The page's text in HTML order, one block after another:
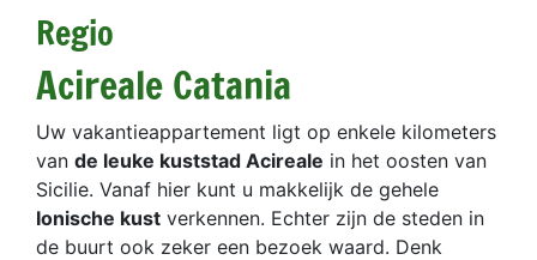
Regio
Acireale Catania
Uw vakantieappartement ligt op enkele kilometers
van de leuke kuststad Acireale in het oosten van
Sicilie. Vanaf hier kunt u makkelijk de gehele
Ionische kust verkennen. Echter zijn de steden in
de buurt ook zeker een bezoek waard. Denk